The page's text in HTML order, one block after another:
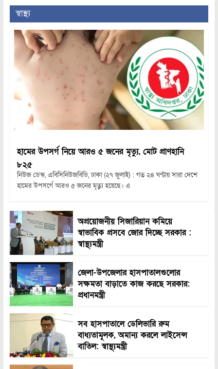
স্বাস্থ্য
হামের উপসর্গ নিয়ে আরও ৫ জনের মৃত্যু, মোট প্রাণহানি
৮২৫
নিউজ ডেস্ক, এবিসিনিউজবিডি, ঢাকা (২৭ জুলাই) : গত ২৪ ঘণ্টায় সারা দেশে
হামের উপসর্গে আরও ৫ জনের মৃত্যু হয়েছে। এ
অপ্রয়োজনীয় সিজারিয়ান কমিয়ে
স্বাভাবিক প্রসবে জোর দিচ্ছে সরকার :
স্বাস্থ্যমন্ত্রী
জেলা-উপজেলার হাসপাতালগুলোর
সক্ষমতা বাড়াতে কাজ করছে সরকার:
প্রধানমন্ত্রী
সব হাসপাতালে ডেলিভারি রুম
বাধ্যতামূলক, অমান্য করলে লাইসেন্স
বাতিল: স্বাস্থ্যমন্ত্রী